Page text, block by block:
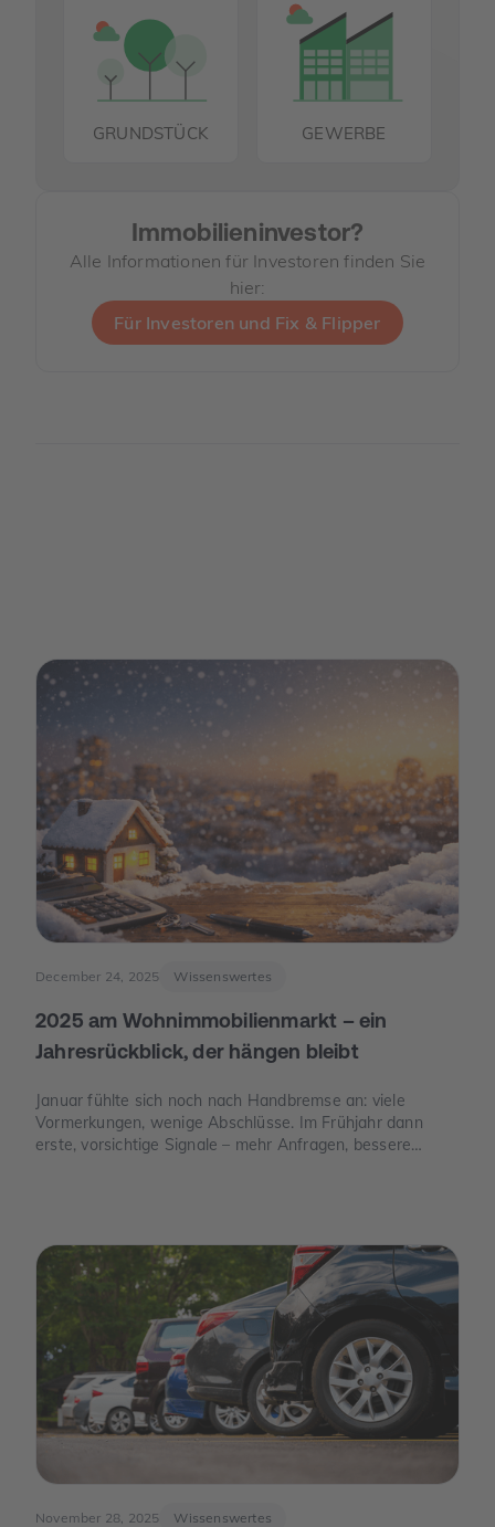
GRUNDSTÜCK GEWERBE
Immobilieninvestor?
Alle Informationen für Investoren finden Sie
hier:
Für Investoren und Fix & Flipper
December 24, 2025 Wissenswertes
2025 am Wohnimmobilienmarkt – ein
Jahresrückblick, der hängen bleibt
Januar fühlte sich noch nach Handbremse an: viele
Vormerkungen, wenige Abschlüsse. Im Frühjahr dann
erste, vorsichtige Signale – mehr Anfragen, bessere
mehr „Was ist wirklich möglich?“.
November 28, 2025 Wissenswertes